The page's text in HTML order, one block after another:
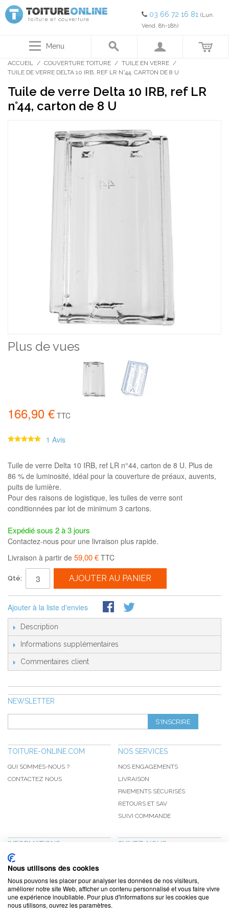
03 66 72 16 81 (Lun.
Vend. 8h-18h)
Menu
ACCUEIL / COUVERTURE TOITURE / TUILE EN VERRE /
TUILE DE VERRE DELTA 10 IRB, REF LR N°44, CARTON DE 8 U
Tuile de verre Delta 10 IRB, ref LR
n°44, carton de 8 U
Plus de vues
166,90 € TTC
1 Avis
Tuile de verre Delta 10 IRB, ref LR n°44, carton de 8 U. Plus de
86 % de luminosité, idéal pour la couverture de préaux, auvents,
puits de lumière.
Pour des raisons de logistique, les tuiles de verre sont
conditionnées par lot de minimum 3 cartons.
Expédié sous 2 à 3 jours
Contactez-nous pour une livraison plus rapide.
Livraison à partir de 59,00 € TTC
Qté: AJOUTER AU PANIER
Ajouter à la liste d'envies
Description
Informations supplémentaires
Commentaires client
NEWSLETTER
S'INSCRIRE
TOITURE-ONLINE.COM
QUI SOMMES-NOUS ?
CONTACTEZ NOUS
NOS SERVICES
NOS ENGAGEMENTS
LIVRAISON
PAIEMENTS SÉCURISÉS
RETOURS ET SAV
SUIVI COMMANDE
INFORMATIONS
NOUVEAUTÉS
PROMOTIONS
CGV
CONFIDENTIALITÉ
MENTIONS LÉGALES
SUIVEZ-NOUS
NOTRE BLOG
Nous utilisons des cookies
Nous pouvons les placer pour analyser les données de nos visiteurs,
améliorer notre site Web, afficher un contenu personnalisé et vous faire vivre
une expérience inoubliable. Pour plus d'informations sur les cookies que
nous utilisons, ouvrez les paramètres.